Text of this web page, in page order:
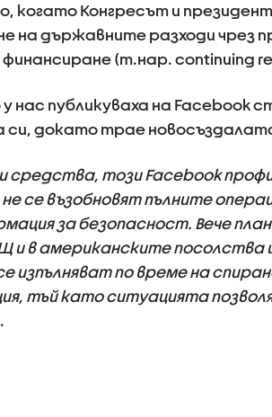
когато Конгресът и
на държавните разходи чрез
(т.нар. continuing
публикуваха на Facebook
докато трае
средства, този Facebook
се възобновят пълните
за безопасност. Вече
и в американските посолства
изпълняват по време на
тъй като ситуацията